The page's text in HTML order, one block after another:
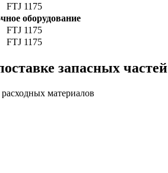
FTJ 1175
оборудование
FTJ 1175
FTJ 1175
запасных частей
материалов